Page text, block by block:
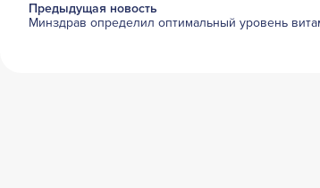
Предыдущая новость
Минздрав определил оптимальный уровень